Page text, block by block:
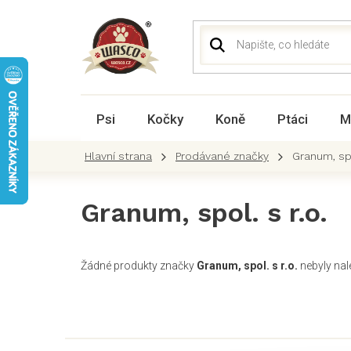
Psi Kočky Koně Ptáci
Prodávané značky Granum,
Granum, spol. s r.o.
Žádné produkty značky Granum, spol. s r.o. nebyly